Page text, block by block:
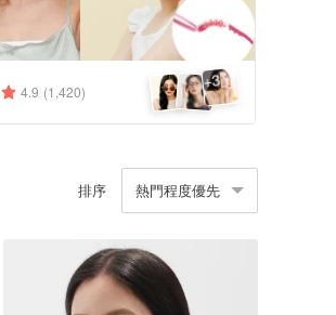
4.9 (1,420) +3
排序 熱門程度優先